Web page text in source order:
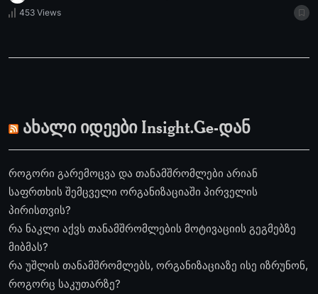
453 Views
ახალი იდეები Insight.Ge-დან
როგორი გარემოცვა და თანამშრომლები არიან
საფრთხის შემცველი ორგანიზაციაში პირველის
პირისთვის?
რა ნაკლი აქვს თანამშრომლების მოტივაციის გეგმებზე
მიბმას?
რა უშლის თანამშრომლებს, ორგანიზაციაზე ისე იზრუნონ,
როგორც საკუთარზე?